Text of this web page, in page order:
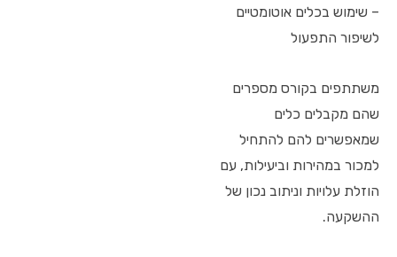
– שימוש בכלים אוטומטיים
לשיפור התפעול
משתתפים בקורס מספרים
שהם מקבלים כלים
שמאפשרים להם להתחיל
למכור במהירות וביעילות, עם
הוזלת עלויות וניתוב נכון של
ההשקעה.